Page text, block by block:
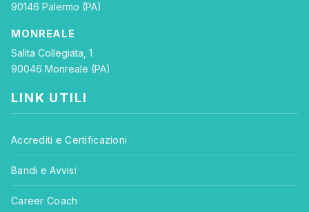
90146 Palermo (PA)
MONREALE
Salita Collegiata, 1
90046 Monreale (PA)
LINK UTILI
Accrediti e Certificazioni
Bandi e Avvisi
Career Coach